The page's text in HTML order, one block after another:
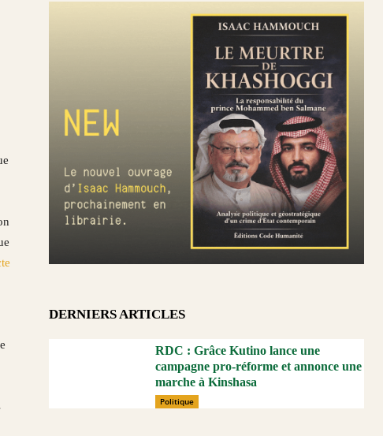
DERNIERS ARTICLES
RDC : Grâce Kutino lance une
campagne pro-réforme et annonce une
marche à Kinshasa
Politique